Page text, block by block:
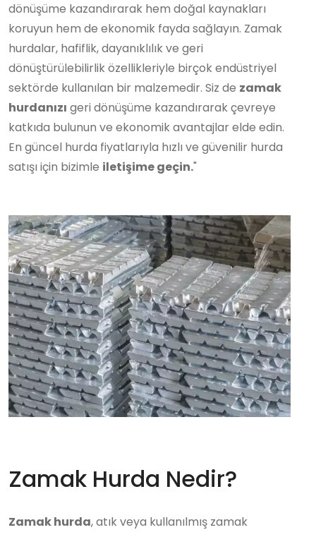
dönüşüme kazandırarak hem doğal kaynakları
koruyun hem de ekonomik fayda sağlayın. Zamak
hurdalar, hafiflik, dayanıklılık ve geri
dönüştürülebilirlik özellikleriyle birçok endüstriyel
sektörde kullanılan bir malzemedir. Siz de zamak
hurdanızı geri dönüşüme kazandırarak çevreye
katkıda bulunun ve ekonomik avantajlar elde edin.
En güncel hurda fiyatlarıyla hızlı ve güvenilir hurda
satışı için bizimle iletişime geçin."
Zamak Hurda Nedir?
Zamak hurda, atık veya kullanılmış zamak